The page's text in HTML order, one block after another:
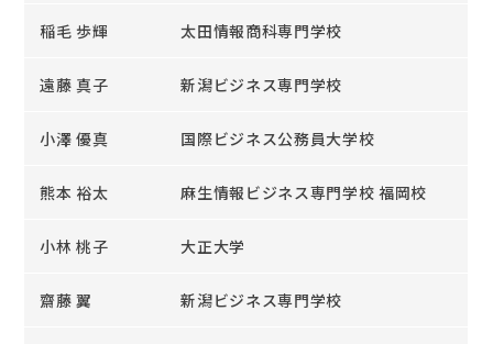
稲毛 歩輝 太田情報商科専門学校
遠藤 真子 新潟ビジネス専門学校
小澤 優真 国際ビジネス公務員大学校
熊本 裕太 麻生情報ビジネス専門学校 福岡校
小林 桃子 大正大学
齋藤 翼 新潟ビジネス専門学校